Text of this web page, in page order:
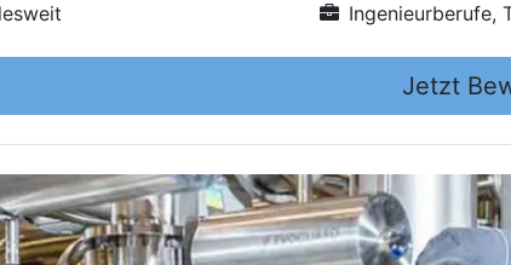
Ingenieurberufe,
Jetzt